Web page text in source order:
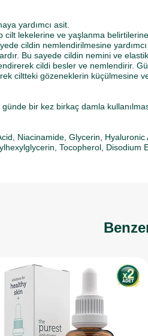
yardımcı asit.
lekelerine ve yaşlanma belirtilerine
cildin nemlendirilmesine yardımcı
Bu sayede cildin nemini ve
cildi besler ve nemlendirir.
ciltteki gözeneklerin küçülmesine
bir kez birkaç damla
Niacinamide, Glycerin,
Tocopherol, Disodium